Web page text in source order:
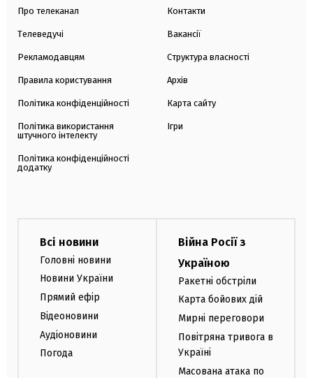
Про телеканал
Телеведучі
Рекламодавцям
Правила користування
Політика конфіденційності
Політика використання
штучного інтелекту
Політика конфіденційності
додатку
Контакти
Вакансії
Структура власності
Архів
Карта сайту
Ігри
Всі новини
Головні новини
Новини України
Прямий ефір
Відеоновини
Аудіоновини
Погода
Війна Росії з
Україною
Ракетні обстріли
Карта бойових дій
Мирні переговори
Повітряна тривога в
Україні
Масована атака по